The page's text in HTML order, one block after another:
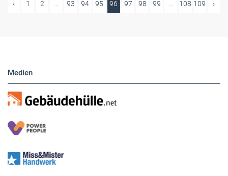
‹ 1 2 ... 93 94 95 96 97 98 99 ... 108 109 ›
Medien